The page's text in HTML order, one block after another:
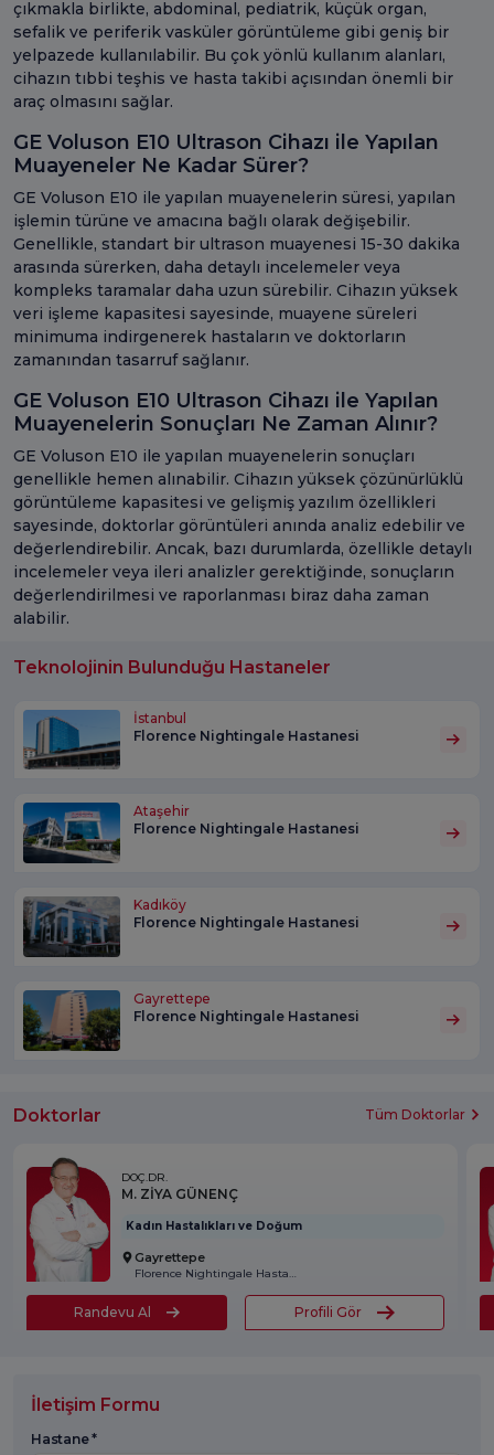
çıkmakla birlikte, abdominal, pediatrik, küçük organ,
sefalik ve periferik vasküler görüntüleme gibi geniş bir
yelpazede kullanılabilir. Bu çok yönlü kullanım alanları,
cihazın tıbbi teşhis ve hasta takibi açısından önemli bir
araç olmasını sağlar.
GE Voluson E10 Ultrason Cihazı ile Yapılan
Muayeneler Ne Kadar Sürer?
GE Voluson E10 ile yapılan muayenelerin süresi, yapılan
işlemin türüne ve amacına bağlı olarak değişebilir.
Genellikle, standart bir ultrason muayenesi 15-30 dakika
arasında sürerken, daha detaylı incelemeler veya
kompleks taramalar daha uzun sürebilir. Cihazın yüksek
veri işleme kapasitesi sayesinde, muayene süreleri
minimuma indirgenerek hastaların ve doktorların
zamanından tasarruf sağlanır.
GE Voluson E10 Ultrason Cihazı ile Yapılan
Muayenelerin Sonuçları Ne Zaman Alınır?
GE Voluson E10 ile yapılan muayenelerin sonuçları
genellikle hemen alınabilir. Cihazın yüksek çözünürlüklü
görüntüleme kapasitesi ve gelişmiş yazılım özellikleri
sayesinde, doktorlar görüntüleri anında analiz edebilir ve
değerlendirebilir. Ancak, bazı durumlarda, özellikle detaylı
incelemeler veya ileri analizler gerektiğinde, sonuçların
değerlendirilmesi ve raporlanması biraz daha zaman
alabilir.
Teknolojinin Bulunduğu Hastaneler
İstanbul
Florence Nightingale Hastanesi
Ataşehir
Florence Nightingale Hastanesi
Kadıköy
Florence Nightingale Hastanesi
Gayrettepe
Florence Nightingale Hastanesi
Doktorlar Tüm Doktorlar
DOÇ.DR.
M. ZİYA GÜNENÇ
Kadın Hastalıkları ve Doğum
Gayrettepe
Florence Nightingale Hastanesi
Randevu Al Profili Gör
İletişim Formu
Hastane *